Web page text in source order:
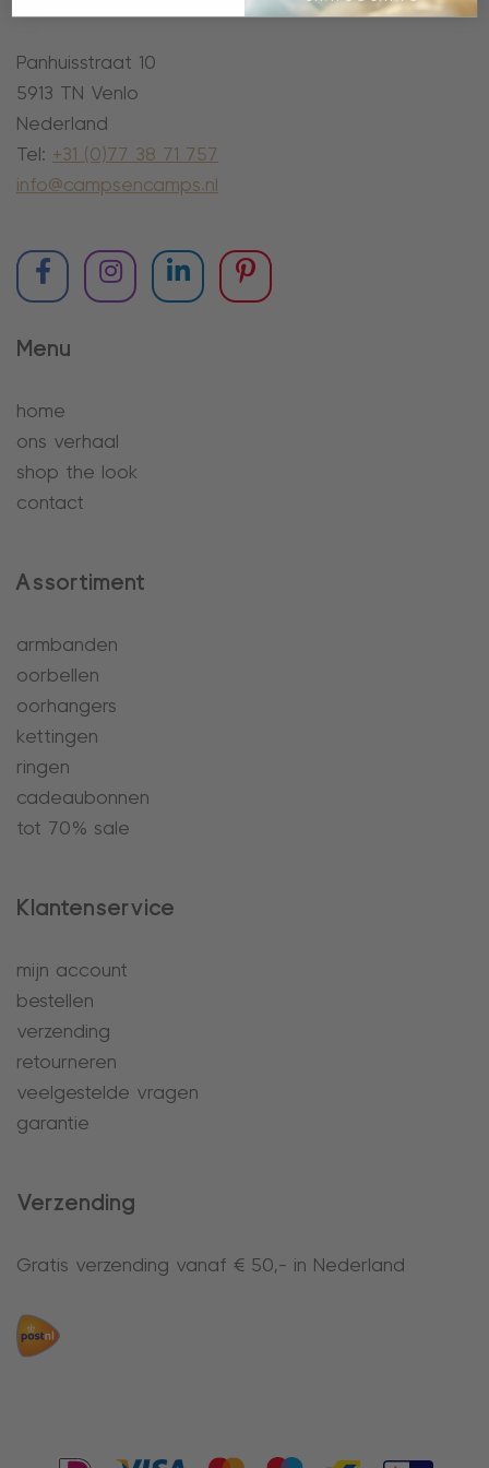
Panhuisstraat 10
5913 TN Venlo
Nederland
Tel: +31 (0)77 38 71 757
info@campsencamps.nl
Menu
home
ons verhaal
shop the look
contact
Assortiment
armbanden
oorbellen
oorhangers
kettingen
ringen
cadeaubonnen
tot 70% sale
Klantenservice
mijn account
bestellen
verzending
retourneren
veelgestelde vragen
garantie
Verzending
Gratis verzending vanaf € 50,- in Nederland